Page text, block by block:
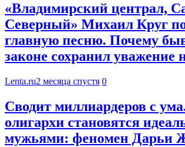
«Владимирский централ,
Северный» Михаил Круг
главную песню. Почему
законе сохранил уважение
Lenta.ru2 месяца спустя 0
Сводит миллиардеров с
олигархи становятся
мужьями: феномен Дарьи